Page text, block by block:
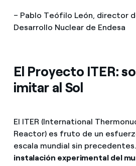
– Pablo Teófilo León, director
Desarrollo Nuclear de Endesa
El Proyecto ITER:
imitar al Sol
El ITER (International
Reactor) es fruto de un
escala mundial sin precedentes.
instalación experimental del